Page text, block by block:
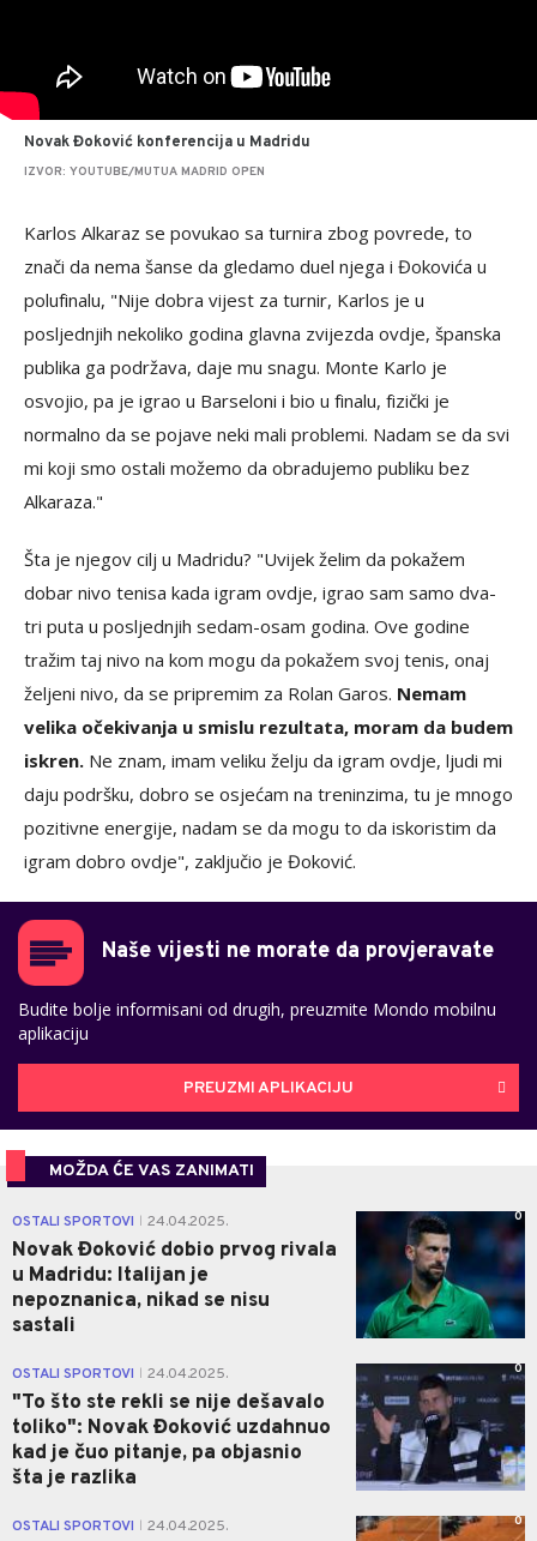
Novak Đoković konferencija u Madridu
IZVOR: YOUTUBE/MUTUA MADRID OPEN
Karlos Alkaraz se povukao sa turnira zbog povrede, to
znači da nema šanse da gledamo duel njega i Đokovića u
polufinalu, "Nije dobra vijest za turnir, Karlos je u
posljednjih nekoliko godina glavna zvijezda ovdje, španska
publika ga podržava, daje mu snagu. Monte Karlo je
osvojio, pa je igrao u Barseloni i bio u finalu, fizički je
normalno da se pojave neki mali problemi. Nadam se da svi
mi koji smo ostali možemo da obradujemo publiku bez
Alkaraza."
Šta je njegov cilj u Madridu? "Uvijek želim da pokažem
dobar nivo tenisa kada igram ovdje, igrao sam samo dva-
tri puta u posljednjih sedam-osam godina. Ove godine
tražim taj nivo na kom mogu da pokažem svoj tenis, onaj
željeni nivo, da se pripremim za Rolan Garos. Nemam
velika očekivanja u smislu rezultata, moram da budem
iskren. Ne znam, imam veliku želju da igram ovdje, ljudi mi
daju podršku, dobro se osjećam na treninzima, tu je mnogo
pozitivne energije, nadam se da mogu to da iskoristim da
igram dobro ovdje", zaključio je Đoković.
Naše vijesti ne morate da provjeravate
Budite bolje informisani od drugih, preuzmite Mondo mobilnu
aplikaciju
PREUZMI APLIKACIJU
MOŽDA ĆE VAS ZANIMATI
OSTALI SPORTOVI 24.04.2025.
Novak Đoković dobio prvog rivala
u Madridu: Italijan je
nepoznanica, nikad se nisu
sastali
0
OSTALI SPORTOVI 24.04.2025.
"To što ste rekli se nije dešavalo
toliko": Novak Đoković uzdahnuo
kad je čuo pitanje, pa objasnio
šta je razlika
0
OSTALI SPORTOVI 24.04.2025. 0